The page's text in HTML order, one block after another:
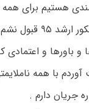
هستیم برای همه
در پایان حتی اگر
و باورها و
آوردم با همه
جریان دارم .